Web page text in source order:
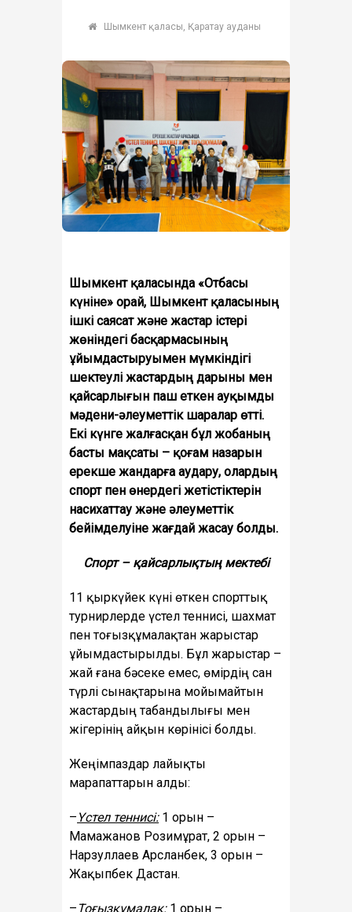
Шымкент қаласы, Қаратау ауданы
Шымкент қаласында «Отбасы
күніне» орай, Шымкент қаласының
ішкі саясат және жастар істері
жөніндегі басқармасының
ұйымдастыруымен мүмкіндігі
шектеулі жастардың дарыны мен
қайсарлығын паш еткен ауқымды
мәдени-әлеуметтік шаралар өтті.
Екі күнге жалғасқан бұл жобаның
басты мақсаты – қоғам назарын
ерекше жандарға аудару, олардың
спорт пен өнердегі жетістіктерін
насихаттау және әлеуметтік
бейімделуіне жағдай жасау болды.
Спорт – қайсарлықтың мектебі
11 қыркүйек күні өткен спорттық
турнирлерде үстел теннисі, шахмат
пен тоғызқұмалақтан жарыстар
ұйымдастырылды. Бұл жарыстар –
жай ғана бәсеке емес, өмірдің сан
түрлі сынақтарына мойымайтын
жастардың табандылығы мен
жігерінің айқын көрінісі болды.
Жеңімпаздар лайықты
марапаттарын алды:
– Үстел теннисі:1 орын –
Мамажанов Розимұрат, 2 орын –
Нарзуллаев Арсланбек, 3 орын –
Жақыпбек Дастан.
– Тоғызқұмалақ:1 орын –